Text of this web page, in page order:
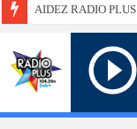
AIDEZ RADIO